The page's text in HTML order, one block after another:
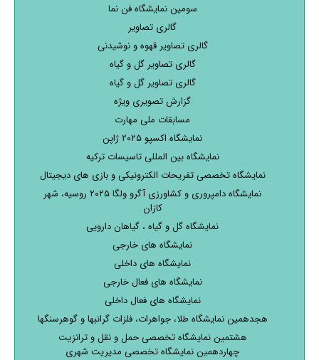
سومین نمایشگاه فن نما
گالری تصاویر
گالری تصاویر قهوه و نوشیدنی
گالری تصاویر گل و گیاه
گالری تصاویر گل و گیاه
گزارش تصویری ویژه
مسابقات ملی مهارت
نمایشگاه اکسپو ۲۰۲۵ ژاپن
نمایشگاه بین المللی تاسیسات ترکیه
نمایشگاه تخصصی تفریحات الکترونیکی و بازی های دیجیتال
نمایشگاه دامپروری و کشاورزی آگرو ولگا ۲۰۲۵ روسیه، شهر
کازان
نمایشگاه گل و گیاه ، گیاهان دارویی
نمایشگاه های خارجی
نمایشگاه های داخلی
نمایشگاه های فعال خارجی
نمایشگاه های فعال داخلی
هجدهمین نمایشگاه طلا، جواهرات، فلزات گرانبها و گوهرسنگها
هشتمین نمایشگاه تخصصی حمل و نقل و ترانزیت
چهاردهمین نمایشگاه تخصصی مدیریت شهری